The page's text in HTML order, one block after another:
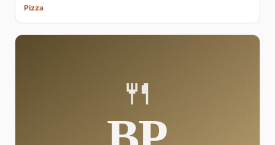
Pizza